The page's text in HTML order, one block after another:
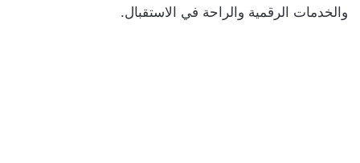
والخدمات الرقمية والراحة في الاستقبال.